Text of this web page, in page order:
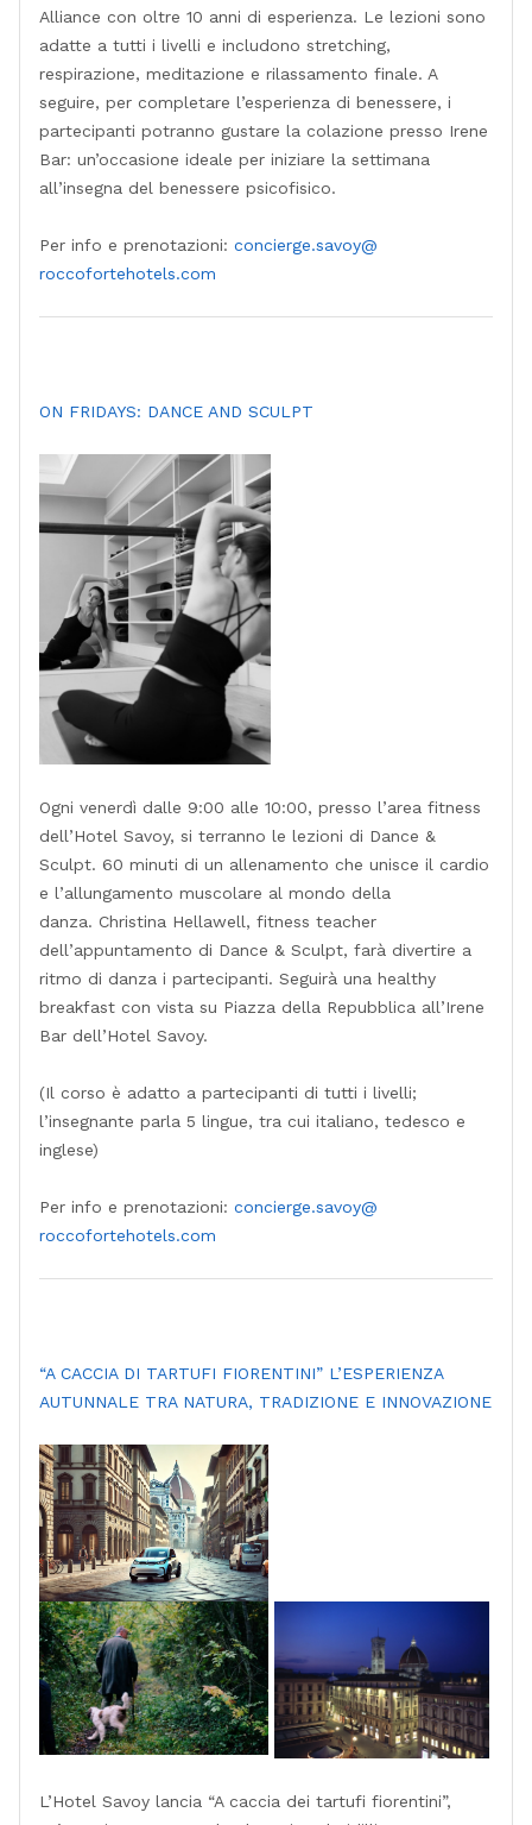
Alliance con oltre 10 anni di esperienza. Le lezioni sono
adatte a tutti i livelli e includono stretching,
respirazione, meditazione e rilassamento finale. A
seguire, per completare l’esperienza di benessere, i
partecipanti potranno gustare la colazione presso Irene
Bar: un’occasione ideale per iniziare la settimana
all’insegna del benessere psicofisico.
Per info e prenotazioni: concierge.savoy@
roccofortehotels.com
ON FRIDAYS: DANCE AND SCULPT
Ogni venerdì dalle 9:00 alle 10:00, presso l’area fitness
dell’Hotel Savoy, si terranno le lezioni di Dance &
Sculpt. 60 minuti di un allenamento che unisce il cardio
e l’allungamento muscolare al mondo della
danza. Christina Hellawell, fitness teacher
dell’appuntamento di Dance & Sculpt, farà divertire a
ritmo di danza i partecipanti. Seguirà una healthy
breakfast con vista su Piazza della Repubblica all’Irene
Bar dell’Hotel Savoy.
(Il corso è adatto a partecipanti di tutti i livelli;
l’insegnante parla 5 lingue, tra cui italiano, tedesco e
inglese)
Per info e prenotazioni: concierge.savoy@
roccofortehotels.com
“A CACCIA DI TARTUFI FIORENTINI” L’ESPERIENZA
AUTUNNALE TRA NATURA, TRADIZIONE E INNOVAZIONE
L’Hotel Savoy lancia “A caccia dei tartufi fiorentini”,